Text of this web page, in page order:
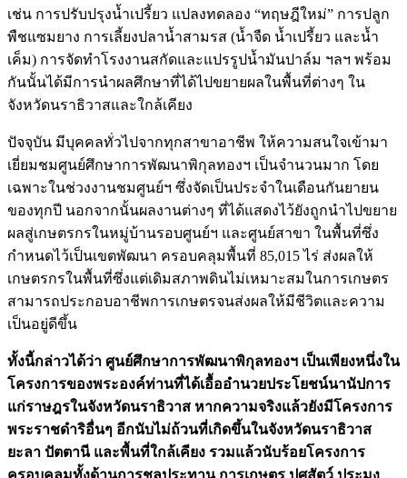
เช่น การปรับปรุงน้ำเปรี้ยว แปลงทดลอง “ทฤษฎีใหม่” การปลูก
พืชแซมยาง การเลี้ยงปลาน้ำสามรส (น้ำจืด น้ำเปรี้ยว และน้ำ
เค็ม) การจัดทำโรงงานสกัดและแปรรูปน้ำมันปาล์ม ฯลฯ พร้อม
กันนั้นได้มีการนำผลศึกษาที่ได้ไปขยายผลในพื้นที่ต่างๆ ใน
จังหวัดนราธิวาสและใกล้เคียง
ปัจจุบัน มีบุคคลทั่วไปจากทุกสาขาอาชีพ ให้ความสนใจเข้ามา
เยี่ยมชมศูนย์ศึกษาการพัฒนาพิกุลทองฯ เป็นจำนวนมาก โดย
เฉพาะในช่วงงานชมศูนย์ฯ ซึ่งจัดเป็นประจำในเดือนกันยายน
ของทุกปี นอกจากนั้นผลงานต่างๆ ที่ได้แสดงไว้ยังถูกนำไปขยาย
ผลสู่เกษตรกรในหมู่บ้านรอบศูนย์ฯ และศูนย์สาขา ในพื้นที่ซึ่ง
กำหนดไว้เป็นเขตพัฒนา ครอบคลุมพื้นที่ 85,015 ไร่ ส่งผลให้
เกษตรกรในพื้นที่ซึ่งแต่เดิมสภาพดินไม่เหมาะสมในการเกษตร
สามารถประกอบอาชีพการเกษตรจนส่งผลให้มีชีวิตและความ
เป็นอยู่ดีขึ้น
ทั้งนี้กล่าวได้ว่า ศูนย์ศึกษาการพัฒนาพิกุลทองฯ เป็นเพียงหนึ่งใน
โครงการของพระองค์ท่านที่ได้เอื้ออำนวยประโยชน์นานัปการ
แก่ราษฎรในจังหวัดนราธิวาส หากความจริงแล้วยังมีโครงการ
พระราชดำริอื่นๆ อีกนับไม่ถ้วนที่เกิดขึ้นในจังหวัดนราธิวาส
ยะลา ปัตตานี และพื้นที่ใกล้เคียง รวมแล้วนับร้อยโครงการ
ครอบคลุมทั้งด้านการชลประทาน การเกษตร ปศุสัตว์ ประมง